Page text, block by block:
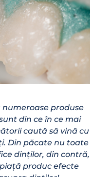
produse
din ce în ce mai
caută să vină cu
Din păcate nu toate
dinților, din contră,
produc efecte